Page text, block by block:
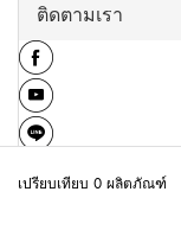
เปรียบเทียบ 0 ผลิตภัณฑ์
ติดตามเรา